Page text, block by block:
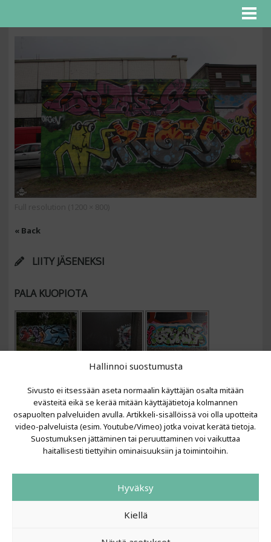
Hallinnoi suostumusta
Sivusto ei itsessään aseta normaalin käyttäjän osalta mitään
evästeitä eikä se kerää mitään käyttäjätietoja kolmannen
osapuolten palveluiden avulla. Artikkeli-sisällöissä voi olla upotteita
video-palveluista (esim. Youtube/Vimeo) jotka voivat kerätä tietoja.
Suostumuksen jättäminen tai peruuttaminen voi vaikuttaa
haitallisesti tiettyihin ominaisuuksiin ja toimintoihin.
Hyväksy
Kiellä
« Back
LIITY JÄSENEKSI
PALA KUOPIOTA
VIIMEISIMMÄT ARTIKKELIT
LAINIT 2025: Tarhapäivä
Urbaani Zine